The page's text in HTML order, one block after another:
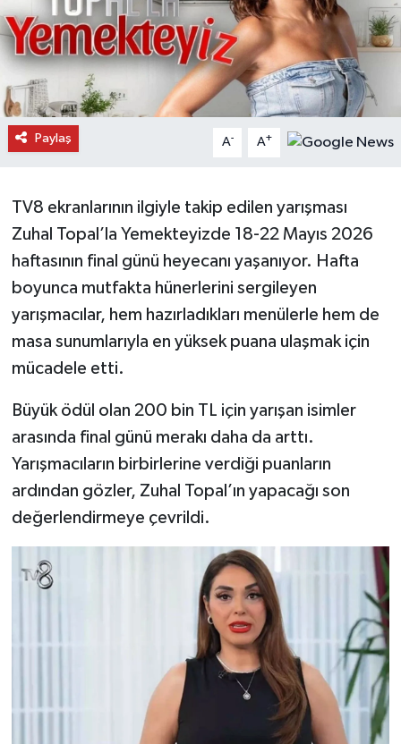
Paylaş A- A+
TV8 ekranlarının ilgiyle takip edilen yarışması
Zuhal Topal’la Yemekteyizde 18-22 Mayıs 2026
haftasının final günü heyecanı yaşanıyor. Hafta
boyunca mutfakta hünerlerini sergileyen
yarışmacılar, hem hazırladıkları menülerle hem de
masa sunumlarıyla en yüksek puana ulaşmak için
mücadele etti.
Büyük ödül olan 200 bin TL için yarışan isimler
arasında final günü merakı daha da arttı.
Yarışmacıların birbirlerine verdiği puanların
ardından gözler, Zuhal Topal’ın yapacağı son
değerlendirmeye çevrildi.
Doğanyurt Haberleri
Hanönü Haberleri
İhsangazi Haberleri
Küre Haberleri
Merkez Haberleri
Pınarbaşı Haberleri
Şenpazar Haberleri
Taşköprü Haberleri
Karadeniz Haberleri
Ulusal Haberler
Dünya Haberleri